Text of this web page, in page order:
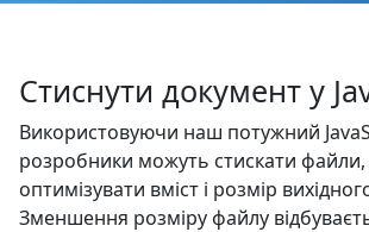
Стиснути документ у
Використовуючи наш потужний
розробники можуть стискати
оптимізувати вміст і розмір
Зменшення розміру файлу